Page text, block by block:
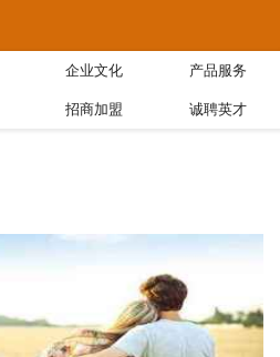
企业文化 产品服务
招商加盟 诚聘英才